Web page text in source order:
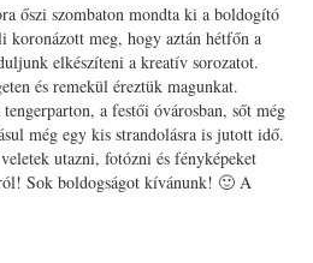
őszi szombaton mondta ki a boldogító
koronázott meg, hogy aztán hétfőn a
elkészíteni a kreatív sorozatot.
és remekül éreztük magunkat.
a festői óvárosban, sőt még
még egy kis strandolásra is jutott idő.
utazni, fotózni és fényképeket
Sok boldogságot kívánunk! 🙂 A